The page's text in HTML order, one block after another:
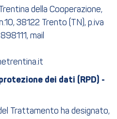
della Cooperazione,
38122 Trento (TN), p.iva
mail
dei dati (RPD) -
Trattamento ha designato,